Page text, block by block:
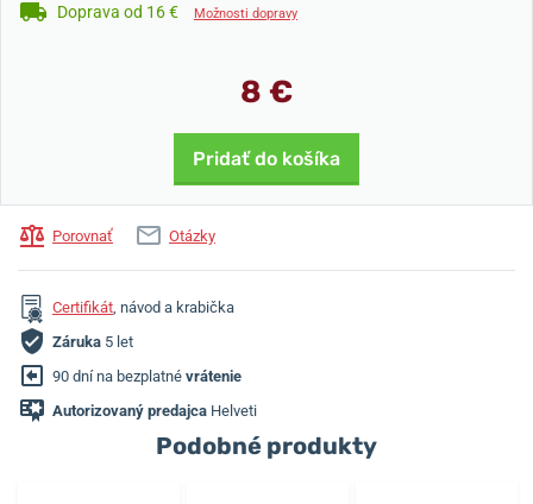
Doprava od 16 € Možnosti dopravy
8 €
Pridať do košíka
Porovnať Otázky
Certifikát, návod a krabička
Záruka 5 let
90 dní na bezplatné vrátenie
Autorizovaný predajca Helveti
Podobné produkty